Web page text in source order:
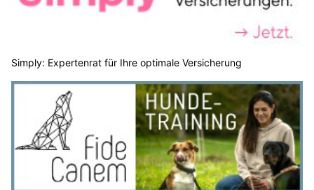
Simply: Expertenrat für Ihre optimale Versicherung